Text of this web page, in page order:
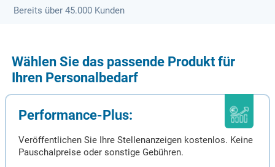
Bereits über 45.000 Kunden
Wählen Sie das passende Produkt für
Ihren Personalbedarf
Performance-Plus:
Veröffentlichen Sie Ihre Stellenanzeigen kostenlos. Keine
Pauschalpreise oder sonstige Gebühren.